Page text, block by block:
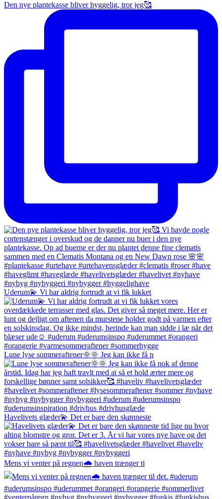
Den nye plantekasse bliver hyggelig, tror jeg🥰
Uderum💫 Vi har aldrig fortrudt at vi fik lukket
Lune lyse sommeraftener🌞🌞 Jeg kan ikke få n
Havelivets glæder💫 Det er bare den skønneste
Mens vi venter på regnen🌧️ haven trænger ti